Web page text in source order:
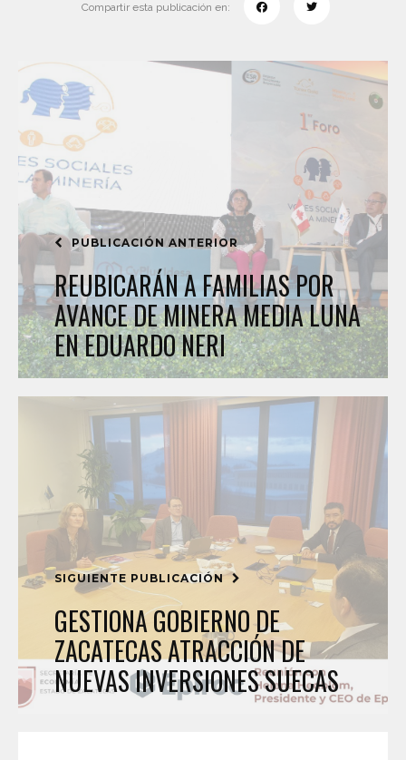
Compartir esta publicación en:
PUBLICACIÓN ANTERIOR
REUBICARÁN A FAMILIAS POR
AVANCE DE MINERA MEDIA LUNA
EN EDUARDO NERI
SIGUIENTE PUBLICACIÓN
GESTIONA GOBIERNO DE
ZACATECAS ATRACCIÓN DE
NUEVAS INVERSIONES SUECAS